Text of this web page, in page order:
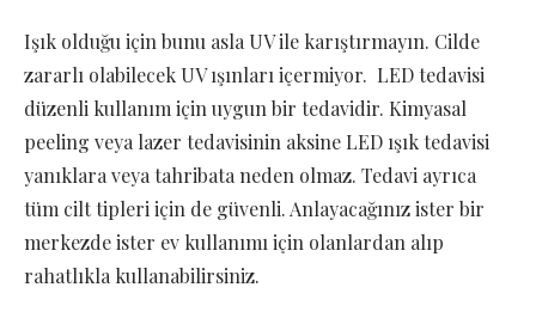
Işık olduğu için bunu asla UV ile karıştırmayın. Cilde
zararlı olabilecek UV ışınları içermiyor. LED tedavisi
düzenli kullanım için uygun bir tedavidir. Kimyasal
peeling veya lazer tedavisinin aksine LED ışık tedavisi
yanıklara veya tahribata neden olmaz. Tedavi ayrıca
tüm cilt tipleri için de güvenli. Anlayacağınız ister bir
merkezde ister ev kullanımı için olanlardan alıp
rahatlıkla kullanabilirsiniz.